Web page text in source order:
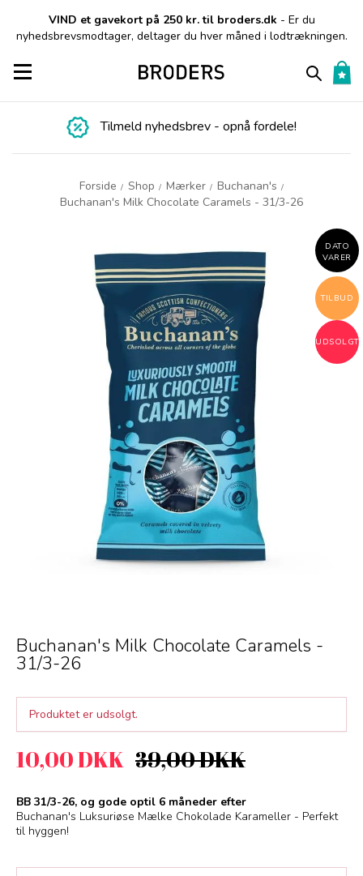
VIND et gavekort på 250 kr. til broders.dk - Er du
nyhedsbrevsmodtager, deltager du hver måned i lodtrækningen.
Toggle navigation
Tilmeld nyhedsbrev - opnå fordele!
Forside / Shop / Mærker / Buchanan's /
Buchanan's Milk Chocolate Caramels - 31/3-26
DATO
VARER
TILBUD
UDSOLGT
Buchanan's Milk Chocolate Caramels -
31/3-26
Produktet er udsolgt.
10,00 DKK 39,00 DKK
BB 31/3-26, og gode optil 6 måneder efter
Buchanan's Luksuriøse Mælke Chokolade Karameller - Perfekt
til hyggen!